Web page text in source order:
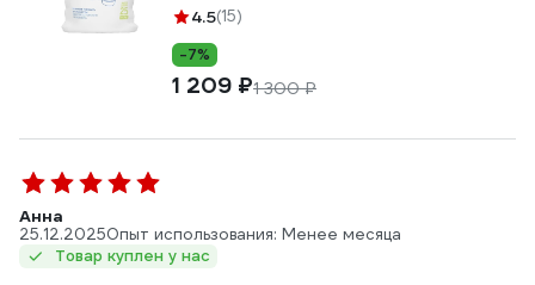
4.5(15)
-7%
1 209 ₽1 300 ₽
Анна
25.12.2025Опыт использования: Менее месяца
Товар куплен у нас